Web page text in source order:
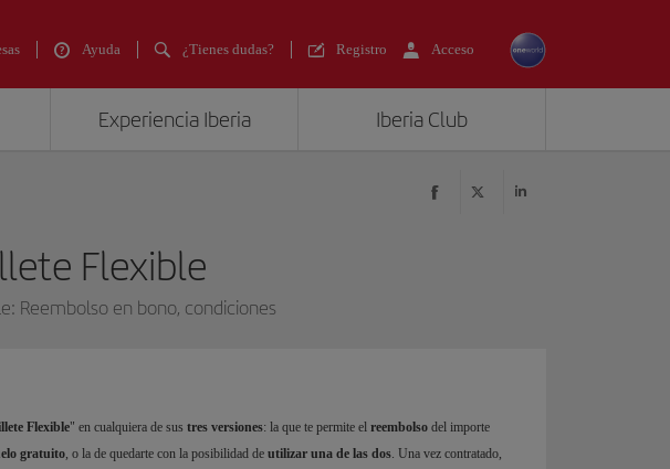
Ayuda ¿Tienes dudas? Registro Acceso
Experiencia Iberia Iberia Club
Flexible
Reembolso en bono, condiciones
Flexible" en cualquiera de sus tres versiones: la que te permite el reembolso del importe
gratuito, o la de quedarte con la posibilidad de utilizar una de las dos. Una vez contratado,